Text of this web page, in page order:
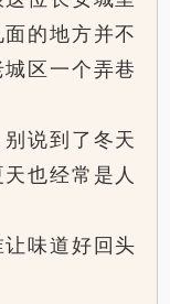
的地方并不
区一个弄巷
说到了冬天
也经常是人
味道好回头